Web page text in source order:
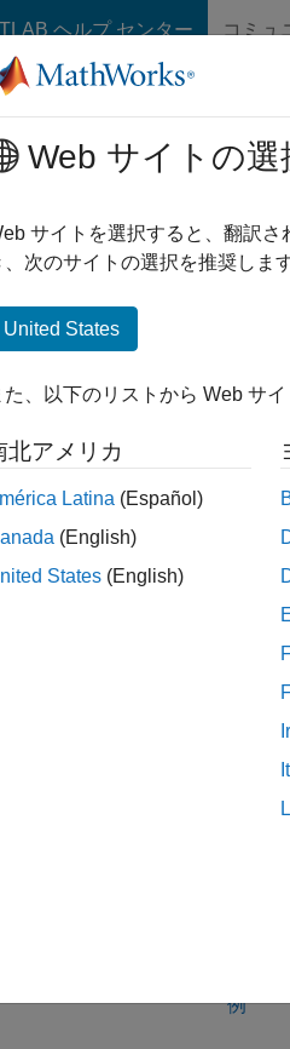
ヘルプ センター コミュ
ョンのホーム
ットワーク用のデータの前
イメー
イメ
ます。
細に
作成
aug =
aug =
トを
す。
例
Web サイトの選
サイトを選択すると、翻訳
、次のサイトの選択を推奨しま
United States
た、以下のリストから Web サ
北アメリカ
Latina (Español)
(English)
States (English)